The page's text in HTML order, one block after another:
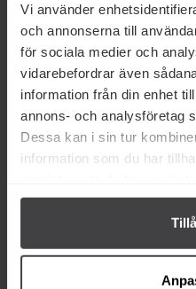
Vi använder
och annonserna till
för sociala medier och
vidarebefordrar även
information från din enhet
annons- och analysföretag
Dessa kan i sin tur
information som du har
279 kr
Virginia Mördegskakor Aprikos,
Köp